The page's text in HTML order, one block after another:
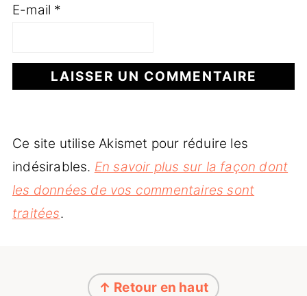
E-mail *
Ce site utilise Akismet pour réduire les
indésirables. En savoir plus sur la façon dont
les données de vos commentaires sont
traitées.
↑ Retour en haut